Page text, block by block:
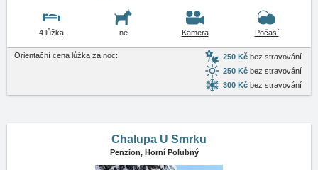
4 lůžka ne Kamera Počasí
Orientační cena lůžka za noc: 250 Kč bez stravování
250 Kč bez stravování
300 Kč bez stravování
Chalupa U Smrku
Penzion, Horní Polubný